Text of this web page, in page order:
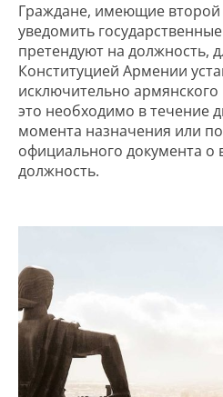
Граждане, имеющие второй
уведомить
претендуют на должность,
Конституцией Армении
исключительно армянского
это необходимо в течение
момента назначения или
официального документа о
должность.